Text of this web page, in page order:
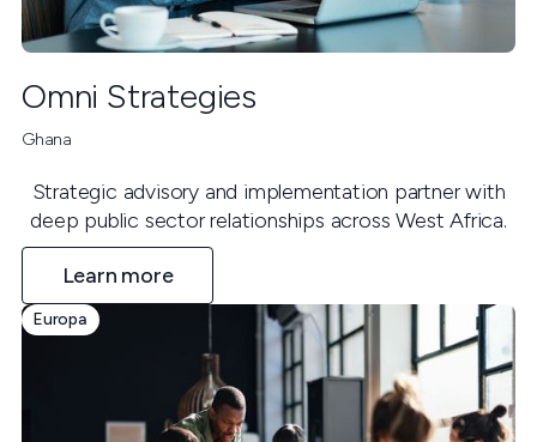
Omni Strategies
Ghana
Strategic advisory and implementation partner with
deep public sector relationships across West Africa.
Learn more
Europa